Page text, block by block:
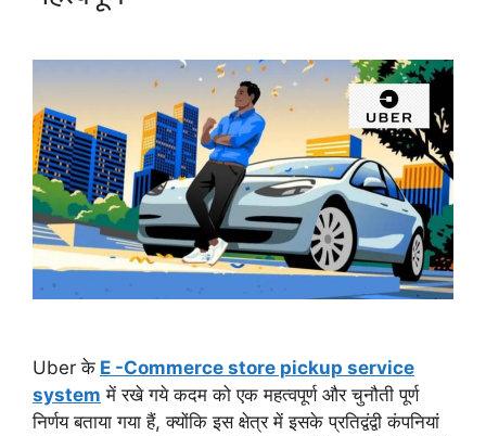
Uber के E -Commerce store pickup service
system में रखे गये कदम को एक महत्वपूर्ण और चुनौती पूर्ण
निर्णय बताया गया हैं, क्योंकि इस क्षेत्र में इसके प्रतिद्वंद्वी कंपनियां